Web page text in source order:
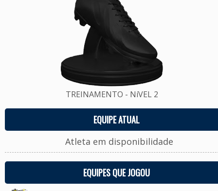
TREINAMENTO - NíVEL 2
EQUIPE ATUAL
Atleta em disponibilidade
EQUIPES QUE JOGOU